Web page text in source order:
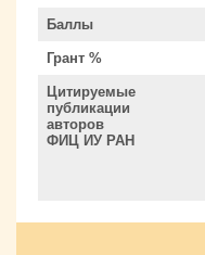
Баллы
Грант %
Цитируемые
публикации
авторов
ФИЦ ИУ РАН